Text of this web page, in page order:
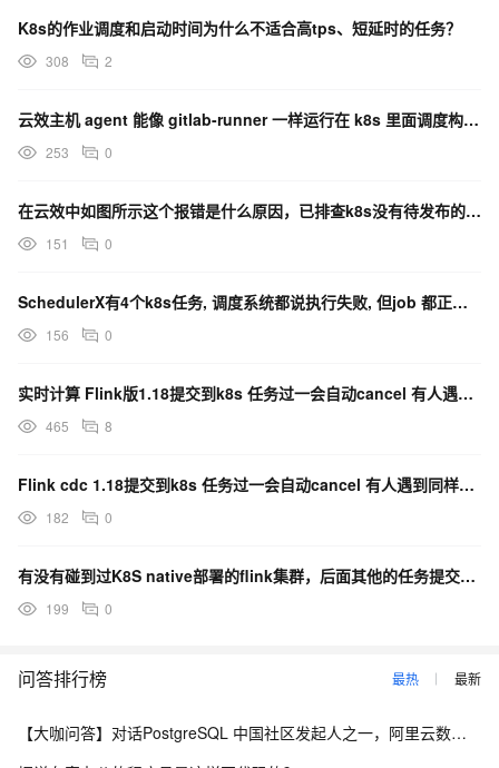
K8s的作业调度和启动时间为什么不适合高tps、短延时的任务？
308 2
云效主机 agent 能像 gitlab-runner 一样运行在 k8s 里面调度构建任务吗？
253 0
在云效中如图所示这个报错是什么原因，已排查k8s没有待发布的任务？
151 0
SchedulerX有4个k8s任务, 调度系统都说执行失败, 但job 都正常执行完了的，啥原因？
156 0
实时计算 Flink版1.18提交到k8s 任务过一会自动cancel 有人遇到同样的问题嘛？
465 8
Flink cdc 1.18提交到k8s 任务过一会自动cancel 有人遇到同样的问题嘛？
182 0
有没有碰到过K8S native部署的flink集群，后面其他的任务提交就一直卡住，如何解决?
199 0
问答排行榜 最热 最新
【大咖问答】对话PostgreSQL 中国社区发起人之一，阿里云数据库高级专家 德哥